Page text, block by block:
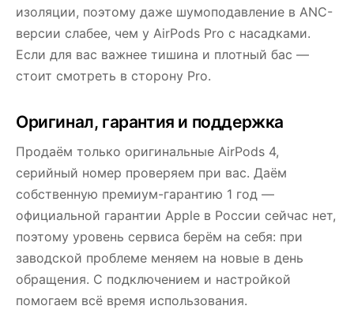
изоляции, поэтому даже шумоподавление в ANC-
версии слабее, чем у AirPods Pro с насадками.
Если для вас важнее тишина и плотный бас —
стоит смотреть в сторону Pro.
Оригинал, гарантия и поддержка
Продаём только оригинальные AirPods 4,
серийный номер проверяем при вас. Даём
собственную премиум-гарантию 1 год —
официальной гарантии Apple в России сейчас нет,
поэтому уровень сервиса берём на себя: при
заводской проблеме меняем на новые в день
обращения. С подключением и настройкой
помогаем всё время использования.